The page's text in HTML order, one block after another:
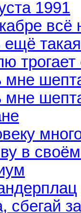
1991
ещё
трогает
мне
мне
в своём
сбегай